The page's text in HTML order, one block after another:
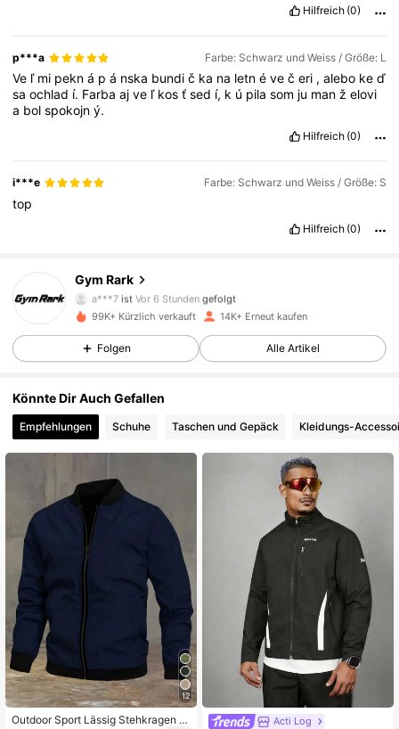
żnakupići
by
ćzadowolonym
Hilfreich (0)
p***a Farbe: Schwarz und Weiss / Größe: L
Ve ľ mi pekná pá nska bundič ka na letnévečeri ,alebo keď
saochlad í. Farbaajve ľ kosťsed í, k ú pilasom ju manželovi
a bolspokojný.
Hilfreich (0)
i***e Farbe: Schwarz und Weiss / Größe: S
top
Hilfreich (0)
Gym Rark
a***7ist Vor 6 Stundengefolgt
4,69 5.2K Follower
5.2K Follower
4,69 5.2K Follower
99K+ Kürzlich verkauft 14K+ Erneut kaufen
Folgen Alle Artikel
Könnte Dir Auch Gefallen
Empfehlungen Schuhe Taschen und Gepäck Kleidungs-
12
Outdoor Sport Lässig Stehkragen B
Acti Log